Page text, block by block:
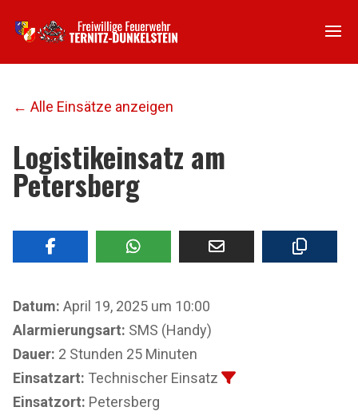
← Alle Einsätze anzeigen
Logistikeinsatz am
Petersberg
Datum: April 19, 2025 um 10:00
Alarmierungsart: SMS (Handy)
Dauer: 2 Stunden 25 Minuten
Einsatzart: Technischer Einsatz
Einsatzort: Petersberg